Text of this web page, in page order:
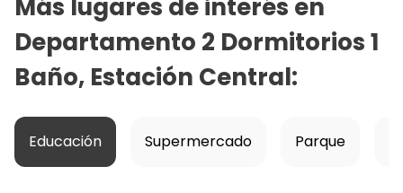
Más lugares de interés en
Departamento 2 Dormitorios 1
Baño, Estación Central:
Educación Supermercado Parque